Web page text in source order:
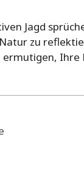
Jagd
zu
Ihre